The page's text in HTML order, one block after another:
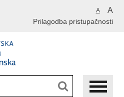
A A
Prilagodba pristupačnosti